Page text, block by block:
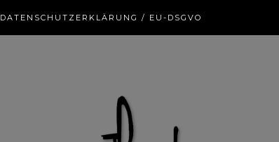
DATENSCHUTZERKLÄRUNG / EU-DSGVO